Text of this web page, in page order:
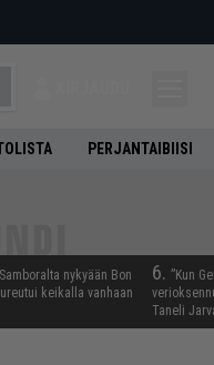
PERJANTAIBIISI
nykyään Bon
keikalla vanhaan
6. ”Kun
Taneli